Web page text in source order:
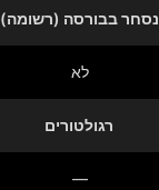
נסחר בבורסה (רשומה)
לא
רגולטורים
—